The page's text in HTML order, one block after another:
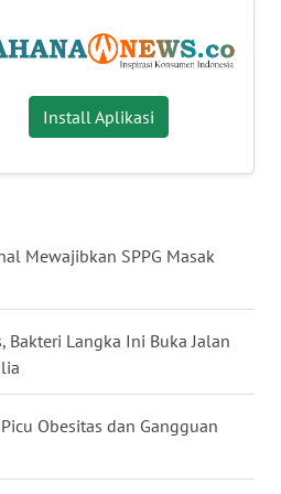
Install Aplikasi
Mewajibkan SPPG Masak
Bakteri Langka Ini Buka Jalan
Obesitas dan Gangguan